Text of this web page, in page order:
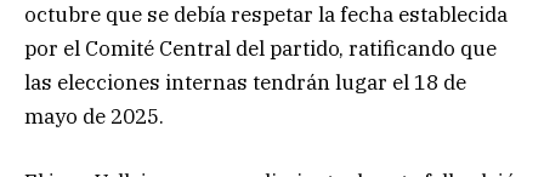
octubre que se debía respetar la fecha establecida
por el Comité Central del partido, ratificando que
las elecciones internas tendrán lugar el 18 de
mayo de 2025.